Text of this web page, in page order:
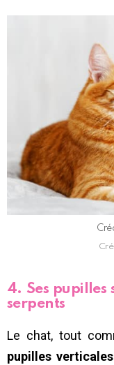
4. Ses pupilles
serpents
Le chat, tout
pupilles verticales